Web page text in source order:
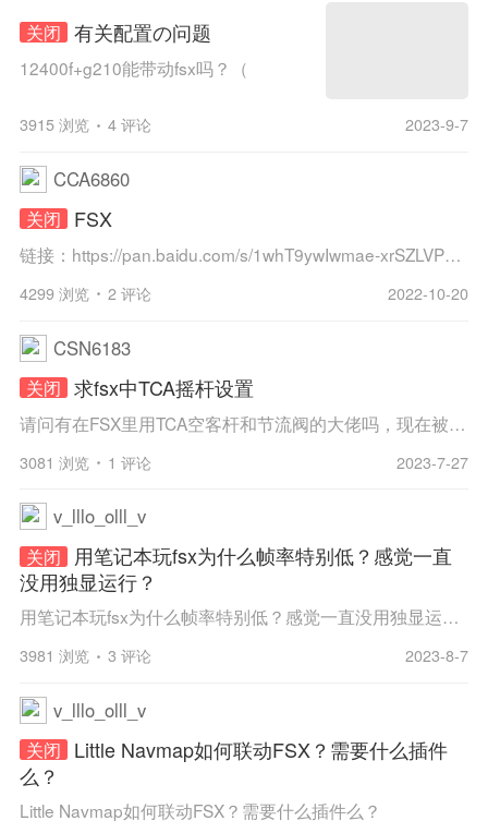
关闭 有关配置の问题
12400f+g210能带动fsx吗？（
3915 浏览 4 评论 2023-9-7
CCA6860
关闭 FSX
链接：https://pan.baidu.com/s/1whT9ywIwmae-xrSZLVP9jQ 提取码：6666主程序加插件拼夕夕上买的捐了
4299 浏览 2 评论 2022-10-20
CSN6183
关闭 求fsx中TCA摇杆设置
请问有在FSX里用TCA空客杆和节流阀的大佬吗，现在被FSX的摇杆设置整不会了......
3081 浏览 1 评论 2023-7-27
v_lllo_olll_v
关闭
用笔记本玩fsx为什么帧率特别低？感觉一直
没用独显运行？
用笔记本玩fsx为什么帧率特别低？感觉一直没用独显运行，4代i5+8G+GT740M，感觉这个配置玩fsx不应该卡啊，也没装画面插件，只是装了PMDG737、777，卡的不到20fps，请问哪位大佬知道怎么解决啊？如何确定是否切换到了独立显卡 ...
3981 浏览 3 评论 2023-8-7
v_lllo_olll_v
关闭
Little Navmap如何联动FSX？需要什么插件
么？
Little Navmap如何联动FSX？需要什么插件么？